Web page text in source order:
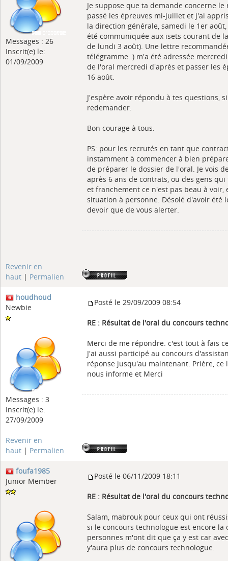
Messages : 26
Inscrit(e) le:
01/09/2009
Je suppose que ta demande concerne
passé les épreuves mi-juillet et j'ai
la direction générale, samedi le 1er
été communiquée aux isets courant de
de lundi 3 août). Une lettre
télégramme..) m'a été adressée
de l'oral mercredi d'après et passer les
16 août.
J'espère avoir répondu à tes questions,
redemander.
Bon courage à tous.
PS: pour les recrutés en tant que
instamment à commencer à bien
de préparer le dossier de l'oral. Je vois
après 6 ans de contrats, ou des gens
et franchement ce n'est pas beau à voir,
situation à personne. Désolé d'avoir été
devoir que de vous alerter.
Revenir en
haut | Permalien
houdhoud
Newbie
Messages : 3
Inscrit(e) le:
27/09/2009
Posté le 29/09/2009 08:54
RE : Résultat de l'oral du concours
Merci de me répondre. c'est tout à fais
J'ai aussi participé au concours
réponse jusqu'au maintenant. Prière,
nous informe et Merci
Revenir en
haut | Permalien
foufa1985
Junior Member
Posté le 06/11/2009 18:11
RE : Résultat de l'oral du concours
Salam, mabrouk pour ceux qui ont
si le concours technologue est encore
personnes m'ont dit que ça y est car
y'aura plus de concours technologue.